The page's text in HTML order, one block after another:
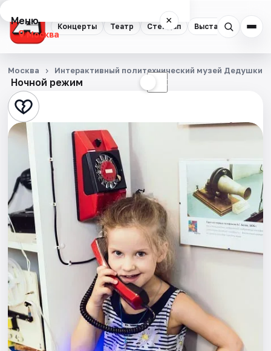
Концерты Театр Стендап Выставки
Меню ×
Москва
Концерты
Театр
Стендап
Выставки
Квесты
Экскурсии
Спорт
События
Города
Площадки
Ночной режим ☾
Москва Интерактивный политехнический музей Дедушкин